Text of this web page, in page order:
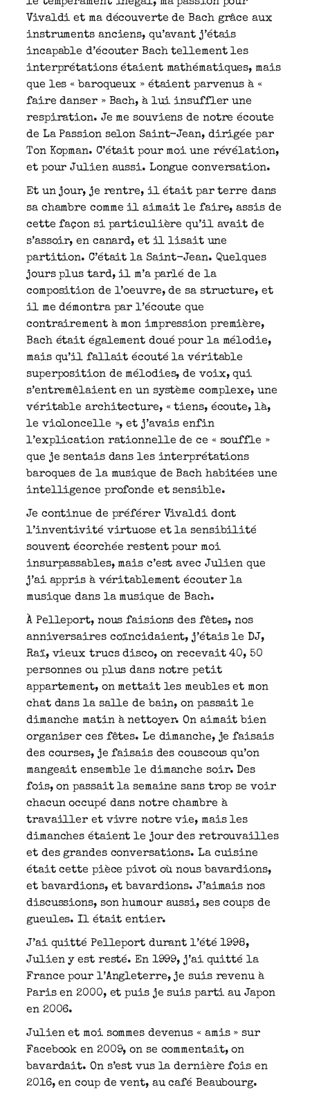
Vivaldi et ma découverte de Bach grâce aux
instruments anciens, qu’avant j’étais
incapable d’écouter Bach tellement les
interprétations étaient mathématiques, mais
que les « baroqueux » étaient parvenus à «
faire danser » Bach, à lui insuffler une
respiration. Je me souviens de notre écoute
de La Passion selon Saint-Jean, dirigée par
Ton Kopman. C’était pour moi une révélation,
et pour Julien aussi. Longue conversation.
Et un jour, je rentre, il était par terre dans
sa chambre comme il aimait le faire, assis de
cette façon si particulière qu’il avait de
s’assoir, en canard, et il lisait une
partition. C’était la Saint-Jean. Quelques
jours plus tard, il m’a parlé de la
composition de l’oeuvre, de sa structure, et
il me démontra par l’écoute que
contrairement à mon impression première,
Bach était également doué pour la mélodie,
mais qu’il fallait écouté la véritable
superposition de mélodies, de voix, qui
s’entremêlaient en un système complexe, une
véritable architecture, « tiens, écoute, là,
le violoncelle », et j’avais enfin
l’explication rationnelle de ce « souffle »
que je sentais dans les interprétations
baroques de la musique de Bach habitées une
intelligence profonde et sensible.
Je continue de préférer Vivaldi dont
l’inventivité virtuose et la sensibilité
souvent écorchée restent pour moi
insurpassables, mais c’est avec Julien que
j’ai appris à véritablement écouter la
musique dans la musique de Bach.
À Pelleport, nous faisions des fêtes, nos
anniversaires coïncidaient, j’étais le DJ,
Raï, vieux trucs disco, on recevait 40, 50
personnes ou plus dans notre petit
appartement, on mettait les meubles et mon
chat dans la salle de bain, on passait le
dimanche matin à nettoyer. On aimait bien
organiser ces fêtes. Le dimanche, je faisais
des courses, je faisais des couscous qu’on
mangeait ensemble le dimanche soir. Des
fois, on passait la semaine sans trop se voir
chacun occupé dans notre chambre à
travailler et vivre notre vie, mais les
dimanches étaient le jour des retrouvailles
et des grandes conversations. La cuisine
était cette pièce pivot où nous bavardions,
et bavardions, et bavardions. J’aimais nos
discussions, son humour aussi, ses coups de
gueules. Il était entier.
J’ai quitté Pelleport durant l’été 1998,
Julien y est resté. En 1999, j’ai quitté la
France pour l’Angleterre, je suis revenu à
Paris en 2000, et puis je suis parti au Japon
en 2006.
Julien et moi sommes devenus « amis » sur
Facebook en 2009, on se commentait, on
bavardait. On s’est vus la dernière fois en
2016, en coup de vent, au café Beaubourg.